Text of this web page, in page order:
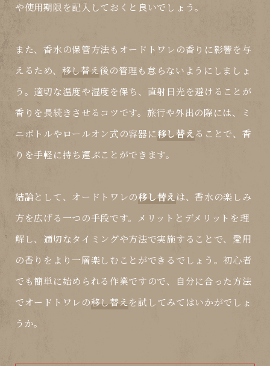
や使用期限を記入しておくと良いでしょう。
また、香水の保管方法もオードトワレの香りに影響を与
えるため、 移し替え 後の管理も怠らないようにしましょ
う。適切な温度や湿度を保ち、直射日光を避けることが
香りを長続きさせるコツです。旅行や外出の際には、ミ
ニボトルやロールオン式の容器に移し替えることで、香
りを手軽に持ち運ぶことができます。
結論として、オードトワレの移し替え は、香水の楽しみ
方を広げる一つの手段です。メリットとデメリットを理
解し、適切なタイミングや方法で実施することで、愛用
の香りをより一層楽しむことができるでしょう。初心者
でも簡単に始められる作業ですので、自分に合った方法
でオードトワレの移し替え を試してみてはいかがでしょ
うか。